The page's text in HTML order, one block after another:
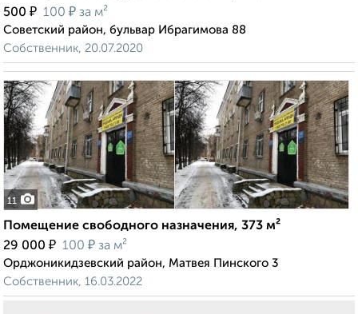
500 ₽ 100 ₽ за м²
Советский район, бульвар Ибрагимова 88
Собственник, 20.07.2020
11
Помещение свободного назначения, 373 м²
29 000 ₽ 100 ₽ за м²
Орджоникидзевский район, Матвея Пинского 3
Собственник, 16.03.2022